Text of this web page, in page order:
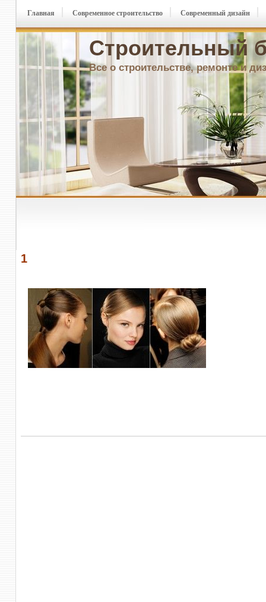
Строительный
Все о строительстве, ремонте и
Главная Современное строительство Современный дизайн
1